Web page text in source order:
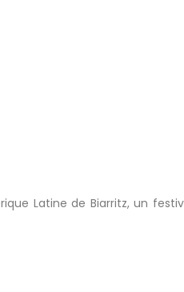
Latine de Biarritz, un